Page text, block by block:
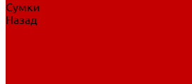
Сумки
Назад